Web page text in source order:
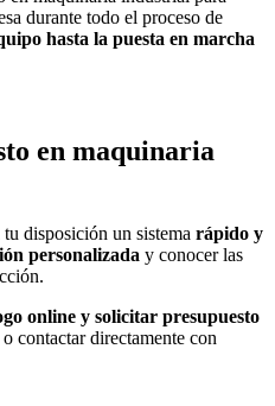
durante todo el proceso de
hasta la puesta en marcha
en maquinaria
disposición un sistema rápido y
personalizada y conocer las
online y solicitar presupuesto
contactar directamente con